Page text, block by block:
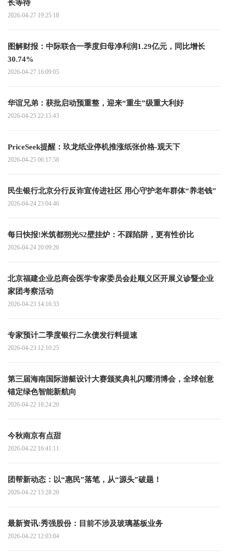
长等待
2026-04-27 19:25:18
图解财报：中际联合一季度归母净利润1.29亿元，同比增长
30.74%
2026-04-27 16:09:05
华谊兄弟：获批启动预重整，迎来“重生”级重大利好
2026-04-25 22:15:43
PriceSeek提醒：玖龙纸业停机推涨纸张价格-观天下
2026-04-25 06:17:58
民生银行北京分行反诈宣传进社区 用心守护老年群体“养老钱”
2026-04-24 23:04:46
每日快报!米筑都朔光S2壁挂炉：不踩陷阱，更有性价比
2026-04-24 20:09:26
北京福建企业总商会医学专家委员会赴顺义区开展义诊暨企业
家团考察活动
2026-04-23 14:16:33
专家预计二季度银行二永债发行料提速
2026-04-23 12:10:25
第三届海南国际游艇设计大赛颁奖典礼闪耀消博会，全球创意
锚定绿色智能新航向
2026-04-22 18:24:20
今秋南京有点甜
2026-04-22 16:41:11
团帮新动态：以“惠民”落笔，从“源头”破题！
2026-04-22 13:28:20
最新资讯:秀强股份：目前不涉及玻璃基板业务
2026-04-22 12:03:04